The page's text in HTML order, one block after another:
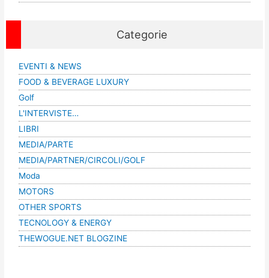
Categorie
EVENTI & NEWS
FOOD & BEVERAGE LUXURY
Golf
L'INTERVISTE…
LIBRI
MEDIA/PARTE
MEDIA/PARTNER/CIRCOLI/GOLF
Moda
MOTORS
OTHER SPORTS
TECNOLOGY & ENERGY
THEWOGUE.NET BLOGZINE